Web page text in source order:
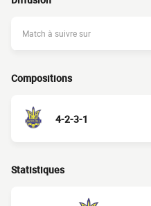
Match à suivre sur
Compositions
4-2-3-1
Statistiques